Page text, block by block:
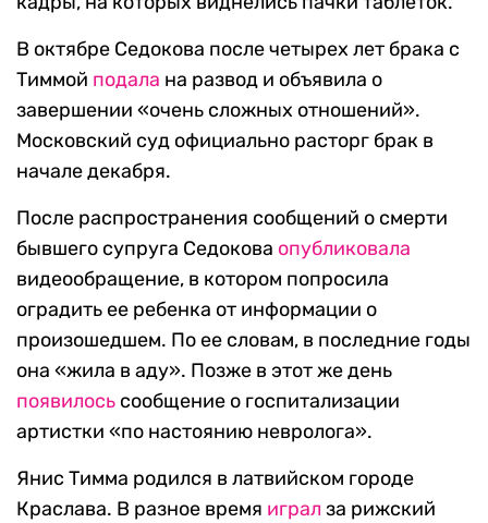
В октябре Седокова после четырех лет брака с
Тиммой подала на развод и объявила о
завершении «очень сложных отношений».
Московский суд официально расторг брак в
начале декабря.
После распространения сообщений о смерти
бывшего супруга Седокова опубликовала
видеообращение, в котором попросила
оградить ее ребенка от информации о
произошедшем. По ее словам, в последние годы
она «жила в аду». Позже в этот же день
появилось сообщение о госпитализации
артистки «по настоянию невролога».
Янис Тимма родился в латвийском городе
Краслава. В разное время играл за рижский